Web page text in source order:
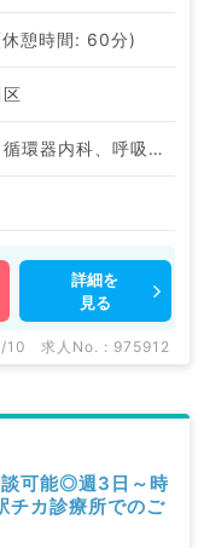
憩時間: 60分)
神経内科、一般内科、循環器内科、呼吸器内科、消化器内科、腎臓内科、老年内科、血液内科
詳細を
見る
10 求人No. : 975912
談可能◎週3日～時
チカ診療所でのご